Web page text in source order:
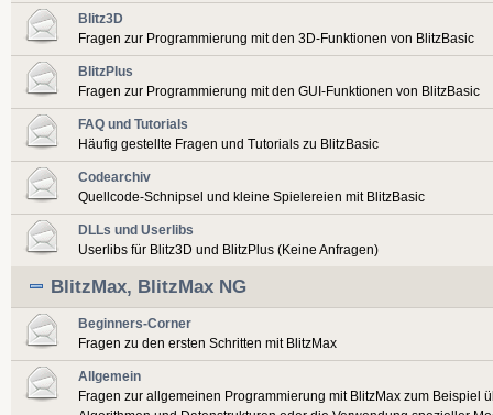
Blitz3D
Fragen zur Programmierung mit den 3D-Funktionen von BlitzBasic
BlitzPlus
Fragen zur Programmierung mit den GUI-Funktionen von BlitzBasic
FAQ und Tutorials
Häufig gestellte Fragen und Tutorials zu BlitzBasic
Codearchiv
Quellcode-Schnipsel und kleine Spielereien mit BlitzBasic
DLLs und Userlibs
Userlibs für Blitz3D und BlitzPlus (Keine Anfragen)
BlitzMax, BlitzMax NG
Beginners-Corner
Fragen zu den ersten Schritten mit BlitzMax
Allgemein
Fragen zur allgemeinen Programmierung mit BlitzMax zum Beispiel